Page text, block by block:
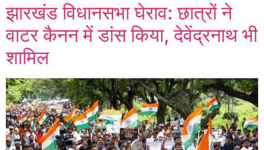
झारखंड विधानसभा घेराव: छात्रों ने
वाटर कैनन में डांस किया, देवेंद्रनाथ भी
शामिल